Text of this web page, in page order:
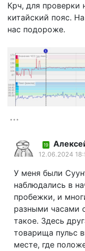
Крч, для проверки
китайский пояс.
нас подороже.
19
12.06.2024
У меня были
наблюдались в
пробежки, и
разными часами
такое. Здесь
товарища пульс
месте, где